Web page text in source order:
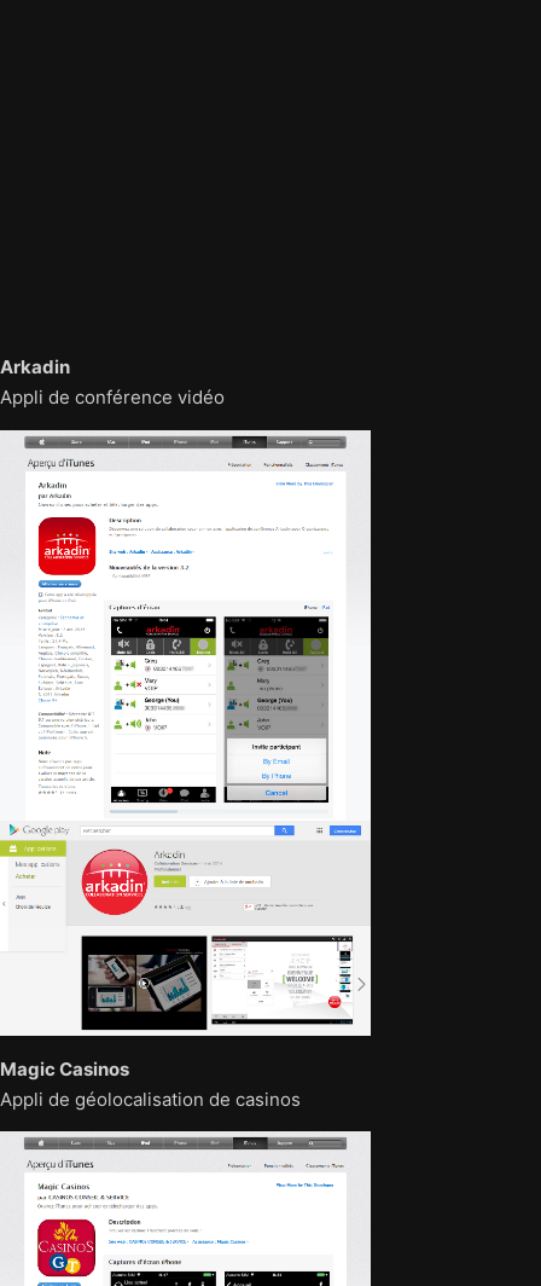
Arkadin
Appli de conférence vidéo
Magic Casinos
Appli de géolocalisation de casinos